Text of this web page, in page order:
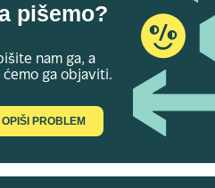
pišemo?
nam ga, a
ćemo ga objaviti.
OPIŠI PROBLEM